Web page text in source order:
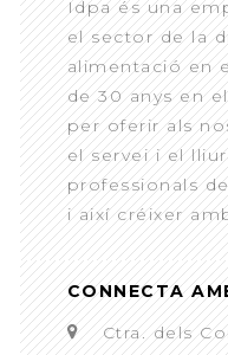
Idpa és una
el sector de la
alimentació en
de 30 anys en
per oferir als
el servei i el
professionals
i així créixer
CONNECTA
Ctra. dels